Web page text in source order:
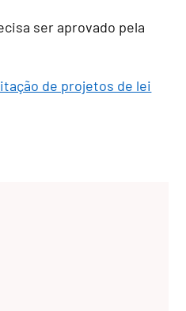
ser aprovado pela
de projetos de lei